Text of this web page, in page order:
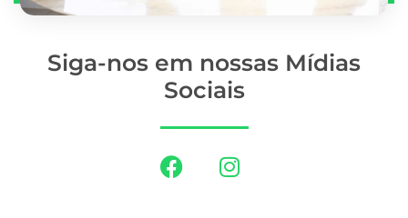
Siga-nos em nossas Mídias
Sociais